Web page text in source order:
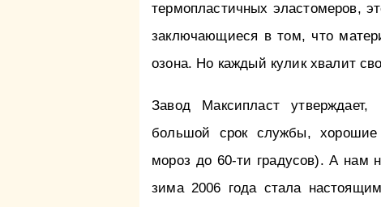
термопластичных эластомеров,
заключающиеся в том, что
озона. Но каждый кулик хвалит
Завод Максипласт
большой срок службы, хорошие
мороз до 60-ти градусов). А нам
зима 2006 года стала